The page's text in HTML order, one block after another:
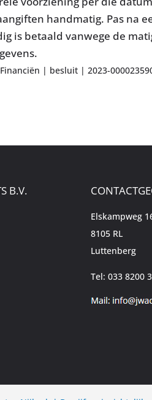
handmatig. Pas na
is betaald vanwege de
| besluit | 2023-
B.V.
Elskampweg
8105 RL
Luttenberg
Tel: 033 8200